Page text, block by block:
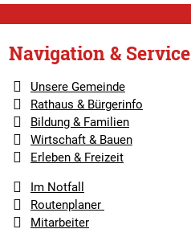
Navigation & Service
Unsere Gemeinde
Rathaus & Bürgerinfo
Bildung & Familien
Wirtschaft & Bauen
Erleben & Freizeit
Im Notfall
Routenplaner
Mitarbeiter